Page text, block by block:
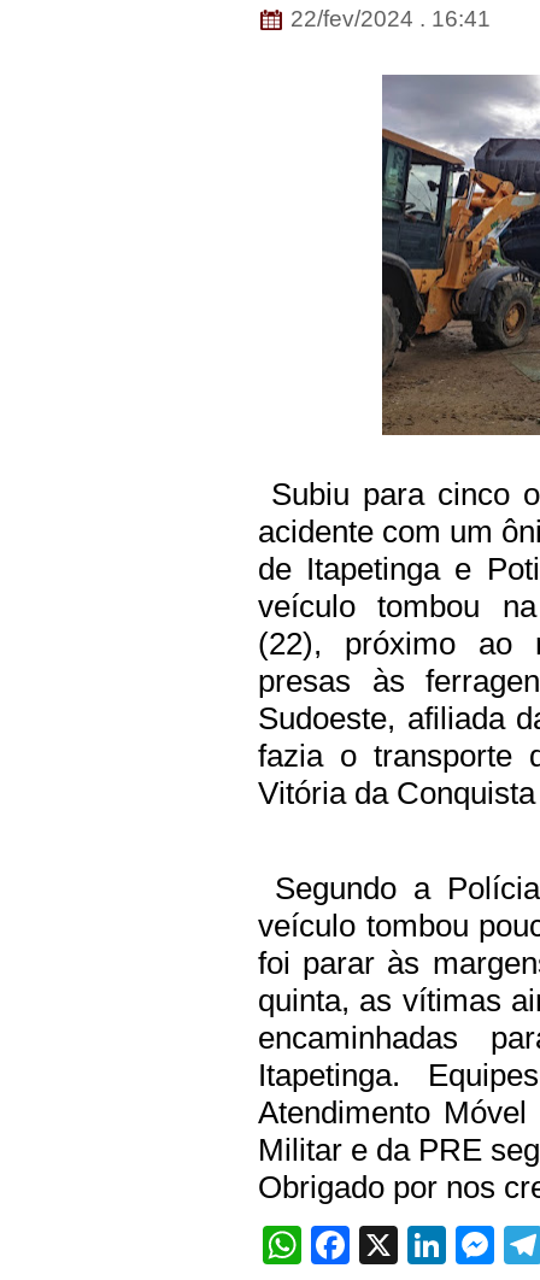
22/fev/2024 . 16:41
Subiu para cinco
acidente com um
de Itapetinga e
veículo tombou
(22), próximo ao
presas às
Sudoeste, afiliada
fazia o transporte
Vitória da
Segundo a
veículo tombou
foi parar às
quinta, as vítimas
encaminhadas
Itapetinga.
Atendimento
Militar e da PRE
Obrigado por nos
WhatsApp
Facebook
X